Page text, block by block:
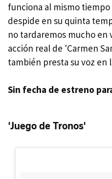
funciona al mismo tiempo
despide en su quinta
no tardaremos mucho en
acción real de 'Carmen
también presta su voz en
Sin fecha de estreno
'Juego de Tronos'